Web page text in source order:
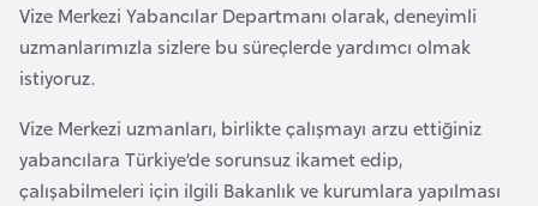
Vize Merkezi Yabancılar Departmanı olarak, deneyimli
uzmanlarımızla sizlere bu süreçlerde yardımcı olmak
istiyoruz.
Vize Merkezi uzmanları, birlikte çalışmayı arzu ettiğiniz
yabancılara Türkiye’de sorunsuz ikamet edip,
çalışabilmeleri için ilgili Bakanlık ve kurumlara yapılması
b
a
y
a
n